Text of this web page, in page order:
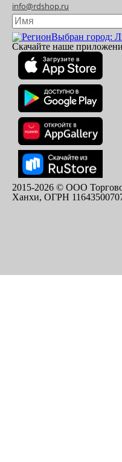
info@rdshop.ru
Выбран город:
Скачайте наше
2015-2026 © ООО
Ханхи, ОГРН